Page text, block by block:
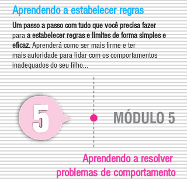
Aprendendo a estabelecer regras
Um passo a passo com tudo que você precisa fazer
paraa estabelecer regras e limites de forma simples e
eficaz.Aprenderá como ser mais firme e ter
mais autoridadepara lidar com os comportamentos
inadequados do seu filho...
Aprendendo a resolver
problemas de comportamento